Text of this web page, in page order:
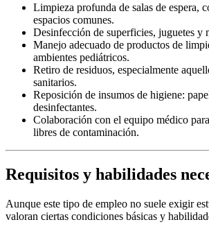
Limpieza profunda de salas de espera,
espacios comunes.
Desinfección de superficies, juguetes
Manejo adecuado de productos de
ambientes pediátricos.
Retiro de residuos, especialmente
sanitarios.
Reposición de insumos de higiene:
desinfectantes.
Colaboración con el equipo médico
libres de contaminación.
Requisitos y habilidades
Aunque este tipo de empleo no suele exigir
valoran ciertas condiciones básicas y